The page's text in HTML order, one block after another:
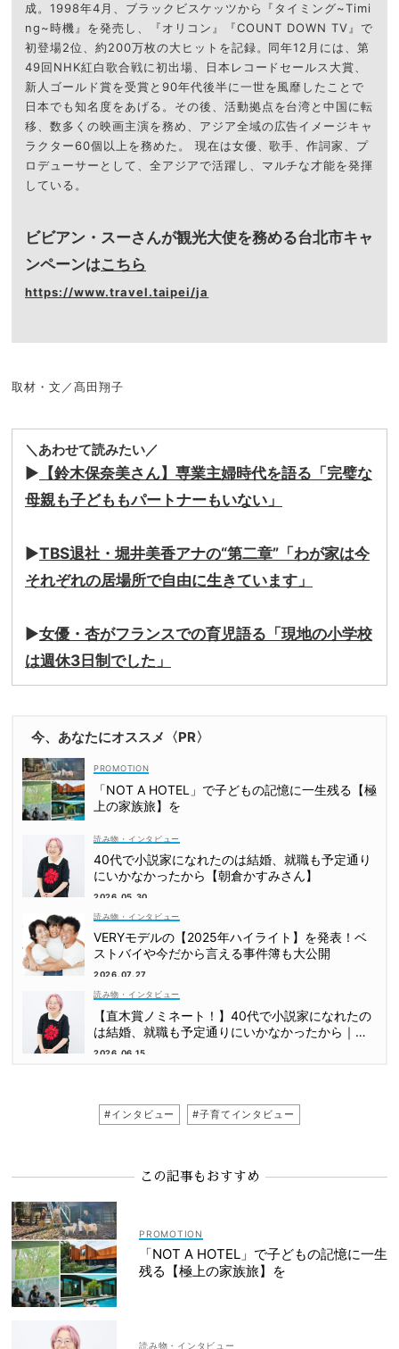
成。1998年4月、ブラックビスケッツから『タイミング~Timi
ng~時機』を発売し、『オリコン』『COUNT DOWN TV』で
初登場2位、約200万枚の大ヒットを記録。同年12月には、第
49回NHK紅白歌合戦に初出場、日本レコードセールス大賞、
新人ゴールド賞を受賞と90年代後半に一世を風靡したことで
日本でも知名度をあげる。その後、活動拠点を台湾と中国に転
移、数多くの映画主演を務め、アジア全域の広告イメージキャ
ラクター60個以上を務めた。 現在は女優、歌手、作詞家、プ
ロデューサーとして、全アジアで活躍し、マルチな才能を発揮
している。
ビビアン・スーさんが観光大使を務める台北市キャ
ンペーンはこちら
https://www.travel.taipei/ja
取材・文／髙田翔子
＼あわせて読みたい／
▶ 【鈴木保奈美さん】専業主婦時代を語る「完璧な
母親も子どももパートナーもいない」
▶TBS退社・堀井美香アナの“第二章”「わが家は今
それぞれの居場所で自由に生きています」
▶女優・杏がフランスでの育児語る「現地の小学校
は週休3日制でした」
今、あなたにオススメ〈PR〉
「NOT A HOTEL」で子どもの記憶に一生残る【極
上の家族旅】を
読み物・インタビュー
40代で小説家になれたのは結婚、就職も予定通り
にいかなかったから【朝倉かすみさん】
2026.05.30
読み物・インタビュー
VERYモデルの【2025年ハイライト】を発表！ベ
ストバイや今だから言える事件簿も大公開
2026.07.27
読み物・インタビュー
【直木賞ノミネート！】40代で小説家になれたの
は結婚、就職も予定通りにいかなかったから｜朝
倉かすみさん
2026.06.15
#インタビュー #子育てインタビュー
この記事もおすすめ
「NOT A HOTEL」で子どもの記憶に一生
残る【極上の家族旅】を
読み物・インタビュー